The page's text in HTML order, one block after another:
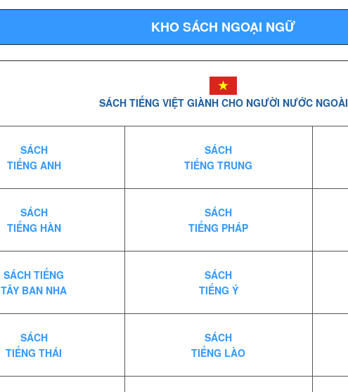
KHO SÁCH NGOẠI NGỮ
SÁCH TIẾNG VIỆT GIÀNH CHO NGƯỜI NƯỚC NGOÀI
SÁCH
TIẾNG ANH
SÁCH
TIẾNG TRUNG
SÁCH
TIẾNG HÀN
SÁCH
TIẾNG PHÁP
SÁCH TIẾNG
TÂY BAN NHA
SÁCH
TIẾNG Ý
SÁCH
TIẾNG THÁI
SÁCH
TIẾNG LÀO